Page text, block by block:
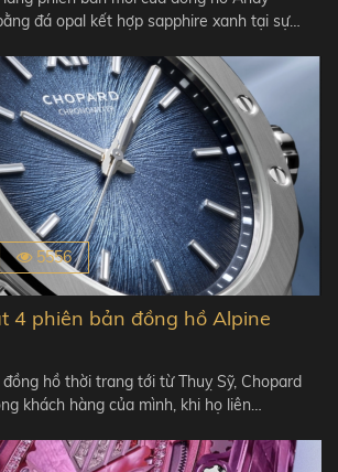
đá opal kết hợp sapphire xanh tại sự…
5556
4 phiên bản đồng hồ Alpine
hồ thời trang tới từ Thuỵ Sỹ, Chopard
khách hàng của mình, khi họ liên…